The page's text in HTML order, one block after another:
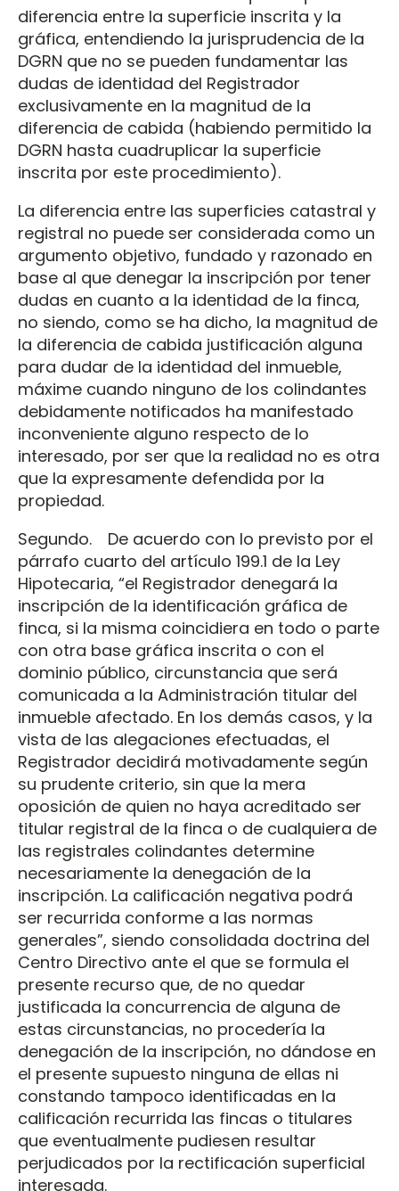
diferencia entre la superficie inscrita y la
gráfica, entendiendo la jurisprudencia de la
DGRN que no se pueden fundamentar las
dudas de identidad del Registrador
exclusivamente en la magnitud de la
diferencia de cabida (habiendo permitido la
DGRN hasta cuadruplicar la superficie
inscrita por este procedimiento).
La diferencia entre las superficies catastral y
registral no puede ser considerada como un
argumento objetivo, fundado y razonado en
base al que denegar la inscripción por tener
dudas en cuanto a la identidad de la finca,
no siendo, como se ha dicho, la magnitud de
la diferencia de cabida justificación alguna
para dudar de la identidad del inmueble,
máxime cuando ninguno de los colindantes
debidamente notificados ha manifestado
inconveniente alguno respecto de lo
interesado, por ser que la realidad no es otra
que la expresamente defendida por la
propiedad.
Segundo. De acuerdo con lo previsto por el
párrafo cuarto del artículo 199.1 de la Ley
Hipotecaria, “el Registrador denegará la
inscripción de la identificación gráfica de
finca, si la misma coincidiera en todo o parte
con otra base gráfica inscrita o con el
dominio público, circunstancia que será
comunicada a la Administración titular del
inmueble afectado. En los demás casos, y la
vista de las alegaciones efectuadas, el
Registrador decidirá motivadamente según
su prudente criterio, sin que la mera
oposición de quien no haya acreditado ser
titular registral de la finca o de cualquiera de
las registrales colindantes determine
necesariamente la denegación de la
inscripción. La calificación negativa podrá
ser recurrida conforme a las normas
generales”, siendo consolidada doctrina del
Centro Directivo ante el que se formula el
presente recurso que, de no quedar
justificada la concurrencia de alguna de
estas circunstancias, no procedería la
denegación de la inscripción, no dándose en
el presente supuesto ninguna de ellas ni
constando tampoco identificadas en la
calificación recurrida las fincas o titulares
que eventualmente pudiesen resultar
perjudicados por la rectificación superficial
interesada.